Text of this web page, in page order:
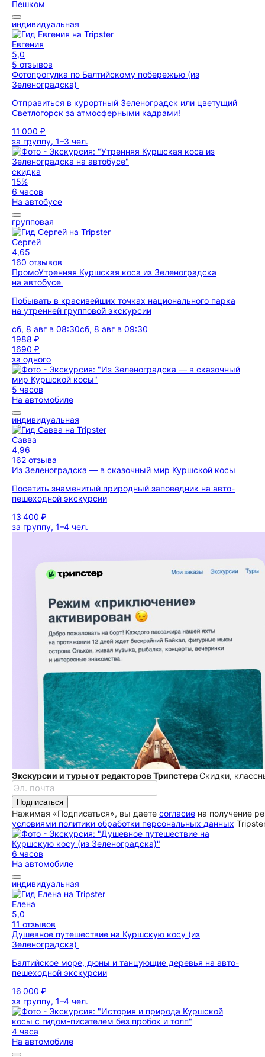
Пешком
индивидуальная
Евгения
5,0
5 отзывов
Фотопрогулка по Балтийскому побережью (из
Зеленоградска)
Отправиться в курортный Зеленоградск или цветущий
Светлогорск за атмосферными кадрами!
11 000 ₽
за группу, 1–3 чел.
скидка
15%
6 часов
На автобусе
групповая
Сергей
4,65
160 отзывов
ПромоУтренняя Куршская коса из Зеленоградска
на автобусе
Побывать в красивейших точках национального парка
на утренней групповой экскурсии
сб, 8 авг в 08:30сб, 8 авг в 09:30
1988 ₽
1690 ₽
за одного
5 часов
На автомобиле
индивидуальная
Савва
4,96
162 отзыва
Из Зеленоградска — в сказочный мир Куршской косы
Посетить знаменитый природный заповедник на авто-
пешеходной экскурсии
13 400 ₽
за группу, 1–4 чел.
Экскурсии и туры от редакторов ТрипстераСкидки,
Подписаться
Нажимая «Подписаться», вы даете согласие на получение
условиями политики обработки персональных данных
6 часов
На автомобиле
индивидуальная
Елена
5,0
11 отзывов
Душевное путешествие на Куршскую косу (из
Зеленоградска)
Балтийское море, дюны и танцующие деревья на авто-
пешеходной экскурсии
16 000 ₽
за группу, 1–4 чел.
4 часа
На автомобиле